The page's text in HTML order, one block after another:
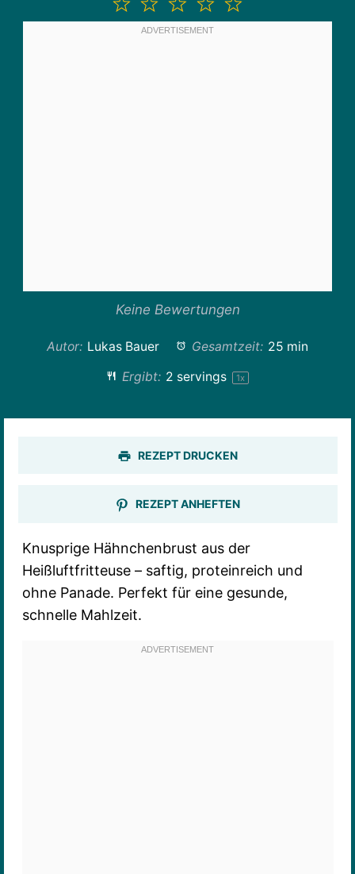
5
4
Sterne
3
Sterne
2
Sterne
1
Stern
Keine Bewertungen
Autor: Lukas Bauer Gesamtzeit: 25 min
Ergibt: 2 servings 1x
REZEPT DRUCKEN
REZEPT ANHEFTEN
Knusprige Hähnchenbrust aus der
Heißluftfritteuse – saftig, proteinreich und
ohne Panade. Perfekt für eine gesunde,
schnelle Mahlzeit.